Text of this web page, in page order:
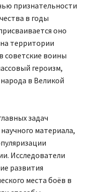
признательности
в годы
оно
территории
советские воины
героизм,
в Великой
задач
материала,
Исследователи
развития
места боёв в